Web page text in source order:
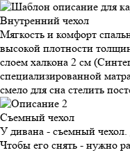
Внутренний чехол
Мягкость и комфорт
высокой плотности
слоем халкона 2 см
специализированной
смело для сна стелить
Съемный чехол
У дивана - съемный
Чтобы его снять - нужно